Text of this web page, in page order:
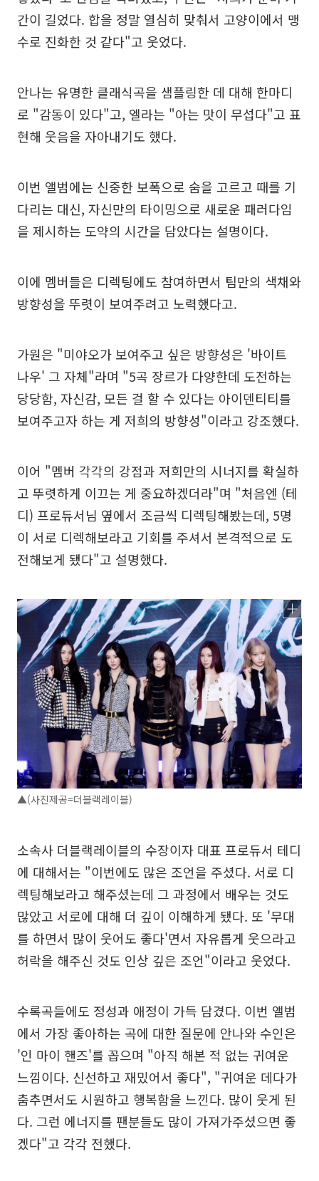
간이 길었다. 합을 정말 열심히 맞춰서 고양이에서 맹
수로 진화한 것 같다"고 웃었다.
안나는 유명한 클래식곡을 샘플링한 데 대해 한마디
로 "감동이 있다"고, 엘라는 "아는 맛이 무섭다"고 표
현해 웃음을 자아내기도 했다.
이번 앨범에는 신중한 보폭으로 숨을 고르고 때를 기
다리는 대신, 자신만의 타이밍으로 새로운 패러다임
을 제시하는 도약의 시간을 담았다는 설명이다.
이에 멤버들은 디렉팅에도 참여하면서 팀만의 색채와
방향성을 뚜렷이 보여주려고 노력했다고.
가원은 "미야오가 보여주고 싶은 방향성은 '바이트
나우' 그 자체"라며 "5곡 장르가 다양한데 도전하는
당당함, 자신감, 모든 걸 할 수 있다는 아이덴티티를
보여주고자 하는 게 저희의 방향성"이라고 강조했다.
이어 "멤버 각각의 강점과 저희만의 시너지를 확실하
고 뚜렷하게 이끄는 게 중요하겠더라"며 "처음엔 (테
디) 프로듀서님 옆에서 조금씩 디렉팅해봤는데, 5명
이 서로 디렉해보라고 기회를 주셔서 본격적으로 도
전해보게 됐다"고 설명했다.
▲(사진제공=더블랙레이블)
소속사 더블랙레이블의 수장이자 대표 프로듀서 테디
에 대해서는 "이번에도 많은 조언을 주셨다. 서로 디
렉팅해보라고 해주셨는데 그 과정에서 배우는 것도
많았고 서로에 대해 더 깊이 이해하게 됐다. 또 '무대
를 하면서 많이 웃어도 좋다'면서 자유롭게 웃으라고
허락을 해주신 것도 인상 깊은 조언"이라고 웃었다.
수록곡들에도 정성과 애정이 가득 담겼다. 이번 앨범
에서 가장 좋아하는 곡에 대한 질문에 안나와 수인은
'인 마이 핸즈'를 꼽으며 "아직 해본 적 없는 귀여운
느낌이다. 신선하고 재밌어서 좋다", "귀여운 데다가
춤추면서도 시원하고 행복함을 느낀다. 많이 웃게 된
다. 그런 에너지를 팬분들도 많이 가져가주셨으면 좋
겠다"고 각각 전했다.